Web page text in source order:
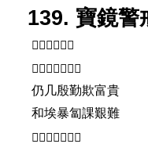
139. 寶鏡
𢀭𠊚合庫𠊚散
𠄩意恒例事世閒
仍几殷勤欺富貴
和埃暴匐課艱難
𦫼空昆丐恒情負